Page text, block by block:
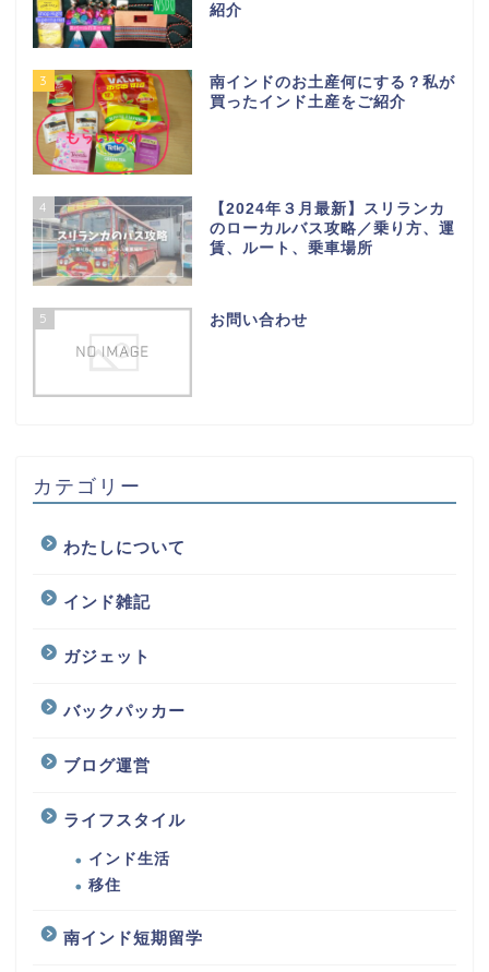
紹介
3
南インドのお土産何にする？私が
買ったインド土産をご紹介
4
【2024年３月最新】スリランカ
のローカルバス攻略／乗り方、運
賃、ルート、乗車場所
5 お問い合わせ
カテゴリー
わたしについて
インド雑記
ガジェット
バックパッカー
ブログ運営
ライフスタイル
インド生活
移住
南インド短期留学